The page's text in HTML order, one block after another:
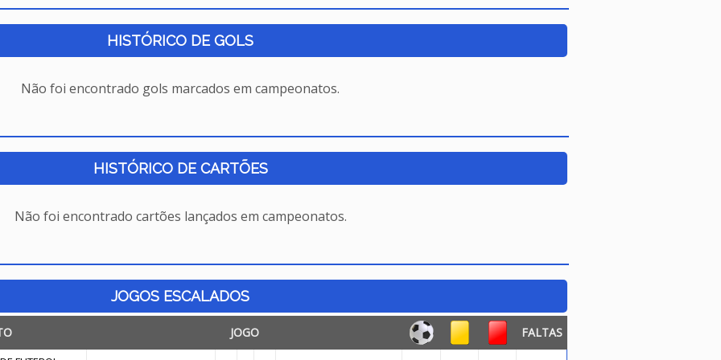
HISTÓRICO DE GOLS
Não foi encontrado gols marcados em campeonatos.
HISTÓRICO DE CARTÕES
Não foi encontrado cartões lançados em campeonatos.
JOGOS ESCALADOS
JOGO FALTAS